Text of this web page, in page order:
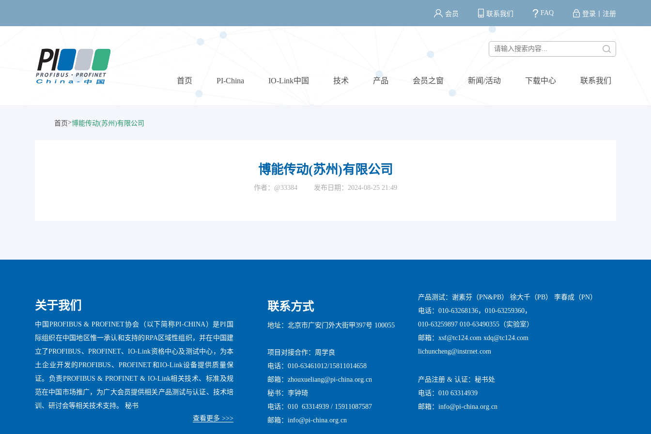
会员 联系我们 FAQ 登录 注册
首页 PI-China IO-Link中国 技术 产品 会员之窗 新闻/活动 下载中心 联系我们
首页>博能传动(苏州)有限公司
博能传动(苏州)有限公司
作者：@33384 发布日期：2024-08-25 21:49
关于我们
中国PROFIBUS & PROFINET协会（以下简称PI-CHINA）是PI国
际组织在中国地区惟一承认和支持的RPA区域性组织，并在中国建
立了PROFIBUS、PROFINET、IO-Link资格中心及测试中心，为本
土企业开发的PROFIBUS、PROFINET和IO-Link设备提供质量保
证。负责PROFIBUS & PROFINET & IO-Link相关技术、标准及规
范在中国市场推广，为广大会员提供相关产品测试与认证、技术培
训、研讨会等相关技术支持。 秘书
查看更多 >>>
联系方式
地址：北京市广安门外大街甲397号 100055
项目对接合作：周学良
电话：010-63461012/15811014658
邮箱：zhouxueliang@pi-china.org.cn
秘书：李钟琦
电话：010 63314939 / 15911087587
邮箱：info@pi-china.org.cn
产品测试：谢素芬（PN&PB） 徐大千（PB） 李春成（PN）
电话：010-63268136，010-63259360，
010-63259897 010-63490355（实验室）
邮箱：xsf@tc124.com xdq@tc124.com
lichuncheng@instrnet.com
产品注册 & 认证：秘书处
电话：010 63314939
邮箱：info@pi-china.org.cn